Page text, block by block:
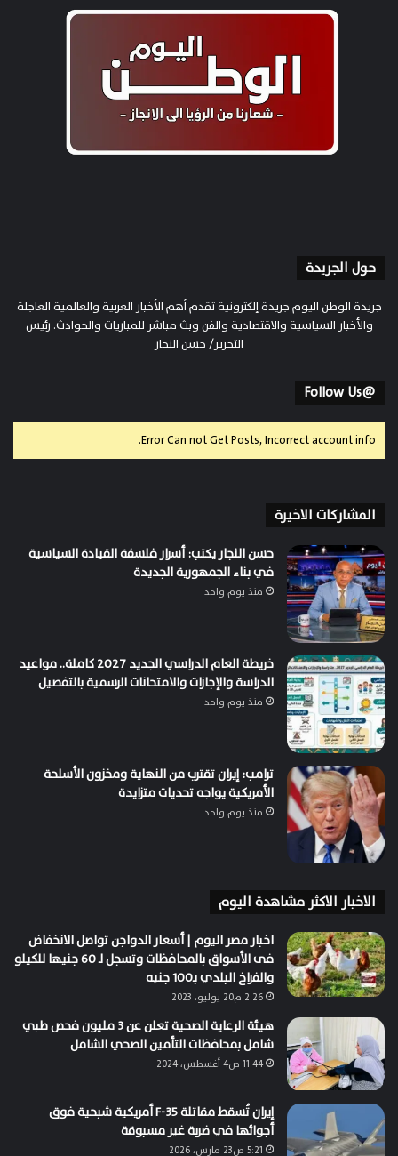
حول الجريدة
جريدة الوطن اليوم جريدة إلكترونية تقدم أهم الأخبار العربية والعالمية العاجلة
والأخبار السياسية والاقتصادية والفن وبث مباشر للمباريات والحوادث. رئيس
التحرير/ حسن النجار
@Follow Us
Error Can not Get Posts, Incorrect account info.
المشاركات الاخيرة
حسن النجار يكتب: أسرار فلسفة القيادة السياسية
في بناء الجمهورية الجديدة
منذ يوم واحد
خريطة العام الدراسي الجديد 2027 كاملة.. مواعيد
الدراسة والإجازات والامتحانات الرسمية بالتفصيل
منذ يوم واحد
ترامب: إيران تقترب من النهاية ومخزون الأسلحة
الأمريكية يواجه تحديات متزايدة
منذ يوم واحد
الاخبار الاكثر مشاهدة اليوم
اخبار مصر اليوم | أسعار الدواجن تواصل الانخفاض
فى الأسواق بالمحافظات وتسجل لـ 60 جنيها للكيلو
والفراخ البلدي بـ100 جنيه
2:26 م20 يوليو، 2023
هيئة الرعاية الصحية تعلن عن 3 مليون فحص طبي
شامل بمحافظات التأمين الصحي الشامل
11:44 ص4 أغسطس، 2024
إيران تُسقط مقاتلة F-35 أمريكية شبحية فوق
أجوائها في ضربة غير مسبوقة
5:21 ص23 مارس، 2026